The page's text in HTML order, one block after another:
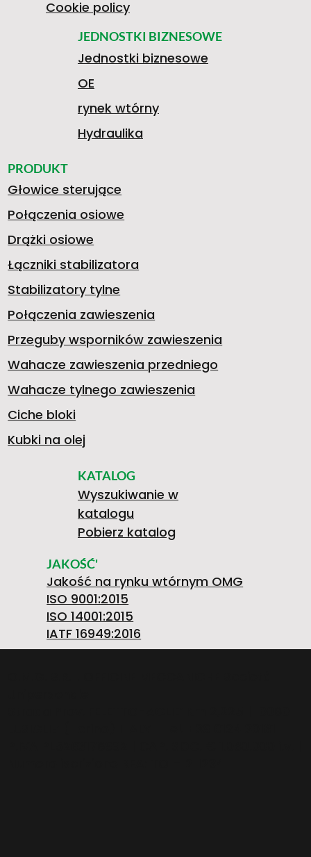
JEDNOSTKI BIZNESOWE
Jednostki biznesowe
OE
rynek wtórny
Hydraulika
PRODUKT
Głowice sterujące
Połączenia osiowe
Drążki osiowe
Łączniki stabilizatora
Stabilizatory tylne
Połączenia zawieszenia
Przeguby wsporników zawieszenia
Wahacze zawieszenia przedniego
Wahacze tylnego zawieszenia
Ciche bloki
Kubki na olej
KATALOG
Wyszukiwanie w
katalogu
Pobierz katalog
JAKOŚĆ'
Jakość na rynku wtórnym OMG
ISO 9001:2015
ISO 14001:2015
IATF 16949:2016
Cookie policy